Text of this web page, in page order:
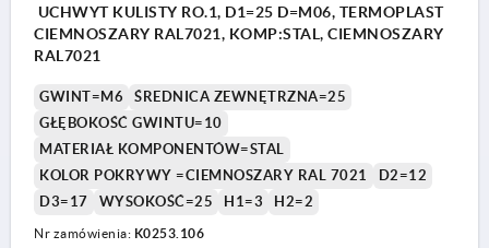
UCHWYT KULISTY RO.1, D1=25 D=M06, TERMOPLAST
CIEMNOSZARY RAL7021, KOMP:STAL, CIEMNOSZARY
RAL7021
GWINT=M6
ŚREDNICA ZEWNĘTRZNA=25
GŁĘBOKOŚĆ GWINTU=10
MATERIAŁ KOMPONENTÓW=STAL
KOLOR POKRYWY =CIEMNOSZARY RAL 7021
D2=12
D3=17
WYSOKOŚĆ=25 H1=3 H2=2
Nr zamówienia: K0253.106